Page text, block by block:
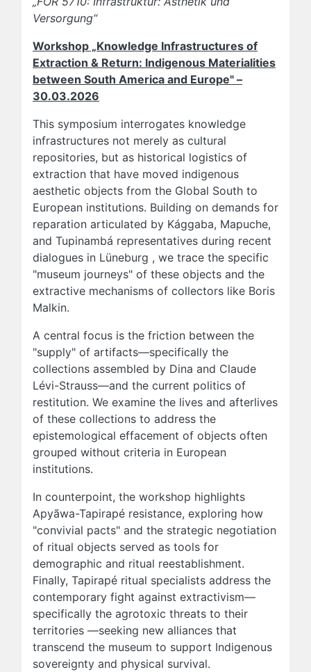
Versorgung“
Workshop „Knowledge Infrastructures of
Extraction & Return: Indigenous Materialities
between South America and Europe" –
30.03.2026
This symposium interrogates knowledge
infrastructures not merely as cultural
repositories, but as historical logistics of
extraction that have moved indigenous
aesthetic objects from the Global South to
European institutions. Building on demands for
reparation articulated by Kággaba, Mapuche,
and Tupinambá representatives during recent
dialogues in Lüneburg , we trace the specific
"museum journeys" of these objects and the
extractive mechanisms of collectors like Boris
Malkin.
A central focus is the friction between the
"supply" of artifacts—specifically the
collections assembled by Dina and Claude
Lévi-Strauss—and the current politics of
restitution. We examine the lives and afterlives
of these collections to address the
epistemological effacement of objects often
grouped without criteria in European
institutions.
In counterpoint, the workshop highlights
Apyãwa-Tapirapé resistance, exploring how
"convivial pacts" and the strategic negotiation
of ritual objects served as tools for
demographic and ritual reestablishment.
Finally, Tapirapé ritual specialists address the
contemporary fight against extractivism—
specifically the agrotoxic threats to their
territories —seeking new alliances that
transcend the museum to support Indigenous
sovereignty and physical survival.